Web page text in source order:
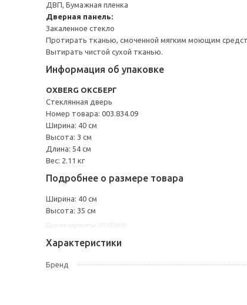
ДВП, Бумажная пленка
Дверная панель:
Закаленное стекло
Протирать тканью, смоченной мягким моющим
Вытирать чистой сухой тканью.
Информация об упаковке
OXBERG ОКСБЕРГ
Стеклянная дверь
Номер товара: 003.834.09
Ширина: 40 см
Высота: 3 см
Длина: 54 см
Вес: 2.11 кг
Подробнее о размере товара
Ширина: 40 см
Высота: 35 см
Характеристики
Бренд